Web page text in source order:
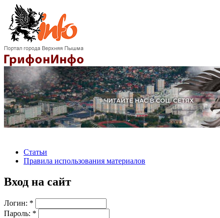
Статьи
Правила использования материалов
Вход на сайт
Логин: *
Пароль: *